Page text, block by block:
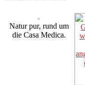
Natur pur, rund um
die Casa Medica.